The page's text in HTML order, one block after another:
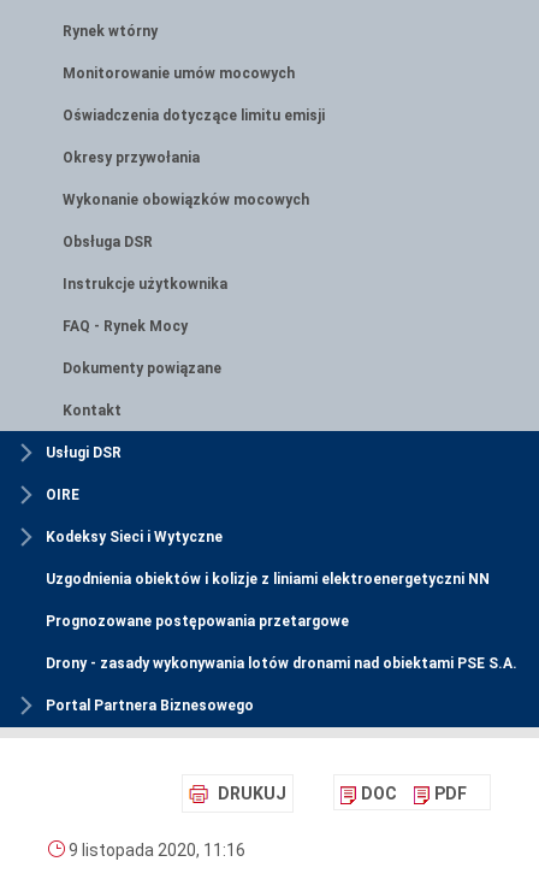
Rynek wtórny
Monitorowanie umów mocowych
Oświadczenia dotyczące limitu emisji
Okresy przywołania
Wykonanie obowiązków mocowych
Obsługa DSR
Instrukcje użytkownika
FAQ - Rynek Mocy
Dokumenty powiązane
Kontakt
Usługi DSR
OIRE
Kodeksy Sieci i Wytyczne
Uzgodnienia obiektów i kolizje z liniami elektroenergetyczni NN
Prognozowane postępowania przetargowe
Drony - zasady wykonywania lotów dronami nad obiektami PSE S.A.
Portal Partnera Biznesowego
DRUKUJ DOC PDF
9 listopada 2020, 11:16